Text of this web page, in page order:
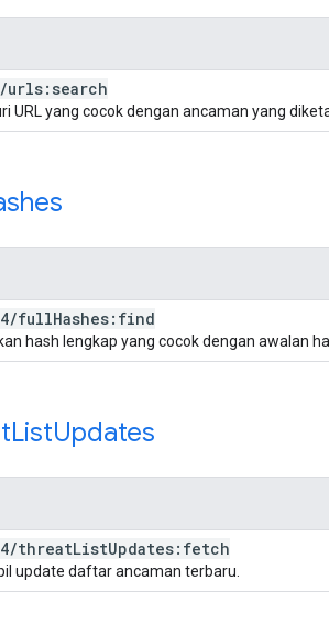
/urls:search
URL yang cocok dengan ancaman yang
/fullHashes:find
hash lengkap yang cocok dengan awalan
ListUpdates
/threatListUpdates:fetch
update daftar ancaman terbaru.